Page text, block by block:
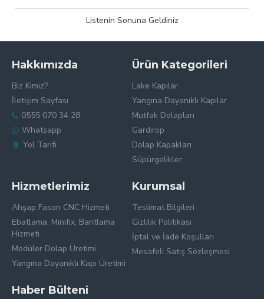
Listenin Sonuna Geldiniz
Hakkımızda
Biz Kimiz?
İletişim Sayfası
0555 070 34 28
Whatsapp
Yol Tarifi
Ürün Kategorileri
Lake Kapılar
Yangına Dayanıklı Kapılar
Mutfak Dolapları
Gardırop
Dolap Kapakları
Süpürgelikler
Hizmetlerimiz
Ahşap Fason CNC Hizmeti
Ebatlama, Minifix, Bantlama
Hizmeti
Modüler Dolap Üretimi
Yangına Dayanıklı Kapı Üretimi
Kurumsal
Teslimat Bilgileri
Gizlilik Politikası
İptal ve İade Koşulları
Mesafeli Satış Sözleşmesi
Haber Bülteni